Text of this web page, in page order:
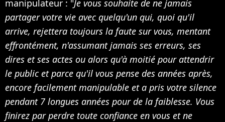
manipulateur : "Je vous souhaite de ne jamais
partager votre vie avec quelqu'un qui, quoi qu'il
arrive, rejettera toujours la faute sur vous, mentant
effrontément, n'assumant jamais ses erreurs, ses
dires et ses actes ou alors qu'à moitié pour attendrir
le public et parce qu'il vous pense des années après,
encore facilement manipulable et a pris votre silence
pendant 7 longues années pour de la faiblesse. Vous
finirez par perdre toute confiance en vous et ne